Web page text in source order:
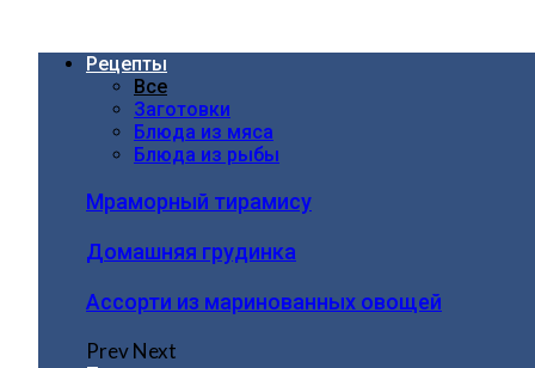
Рецепты
Все
Заготовки
Блюда из мяса
Блюда из рыбы
Мраморный тирамису
Домашняя грудинка
Ассорти из маринованных овощей
PrevNext